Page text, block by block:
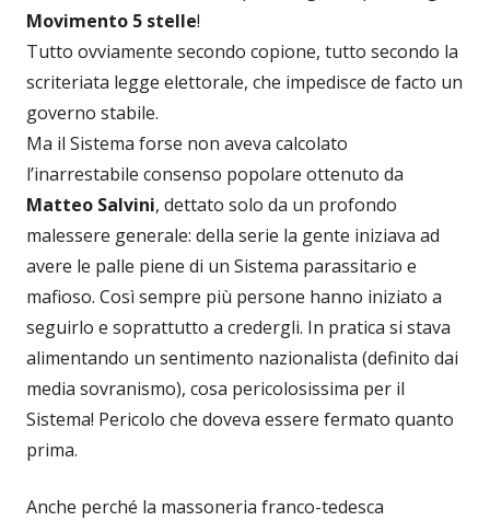
Movimento 5 stelle!
Tutto ovviamente secondo copione, tutto secondo la
scriteriata legge elettorale, che impedisce de facto un
governo stabile.
Ma il Sistema forse non aveva calcolato
l’inarrestabile consenso popolare ottenuto da
Matteo Salvini, dettato solo da un profondo
malessere generale: della serie la gente iniziava ad
avere le palle piene di un Sistema parassitario e
mafioso. Così sempre più persone hanno iniziato a
seguirlo e soprattutto a credergli. In pratica si stava
alimentando un sentimento nazionalista (definito dai
media sovranismo), cosa pericolosissima per il
Sistema! Pericolo che doveva essere fermato quanto
prima.
Anche perché la massoneria franco-tedesca